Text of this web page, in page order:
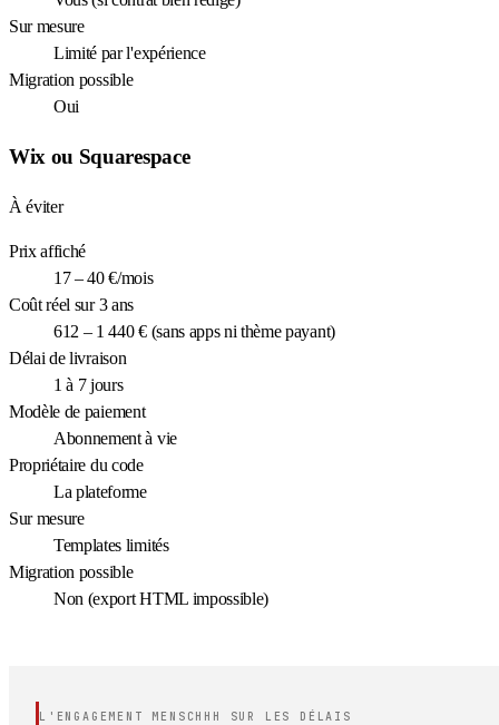
Sur mesure
Limité par l'expérience
Migration possible
Oui
Wix ou Squarespace
À éviter
Prix affiché
17 – 40 €/mois
Coût réel sur 3 ans
612 – 1 440 € (sans apps ni thème payant)
Délai de livraison
1 à 7 jours
Modèle de paiement
Abonnement à vie
Propriétaire du code
La plateforme
Sur mesure
Templates limités
Migration possible
Non (export HTML impossible)
L'ENGAGEMENT MENSCHHH SUR LES DÉLAIS